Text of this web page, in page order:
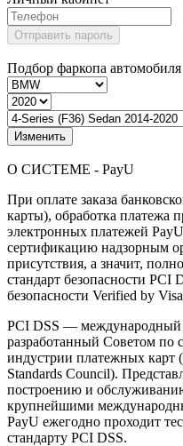
Отправить пароль
Подбор фаркопа автомобиля
Изменить
О СИСТЕМЕ - PayU
При оплате заказа
карты), обработка платежа
электронных платежей
сертификацию надзорным
присутствия, а значит,
стандарт безопасности
безопасности Verified by
PCI DSS — международный
разработанный Советом по
индустрии платежных карт
Standards Council).
построению и
крупнейшими
PayU ежегодно проходит
стандарту PCI DSS.